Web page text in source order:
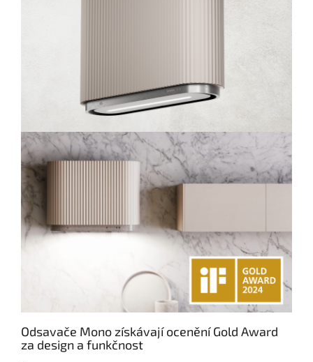
Odsavače Mono získávají ocenění Gold Award
za design a funkčnost